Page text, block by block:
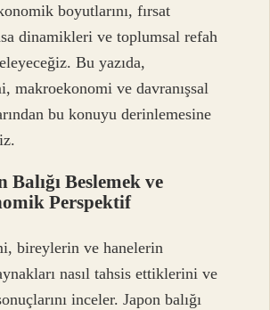
boyutlarını, fırsat
dinamikleri ve toplumsal refah
Bu yazıda,
makroekonomi ve davranışsal
bu konuyu derinlemesine
Balığı Beslemek ve
Perspektif
bireylerin ve hanelerin
nasıl tahsis ettiklerini ve
inceler. Japon balığı